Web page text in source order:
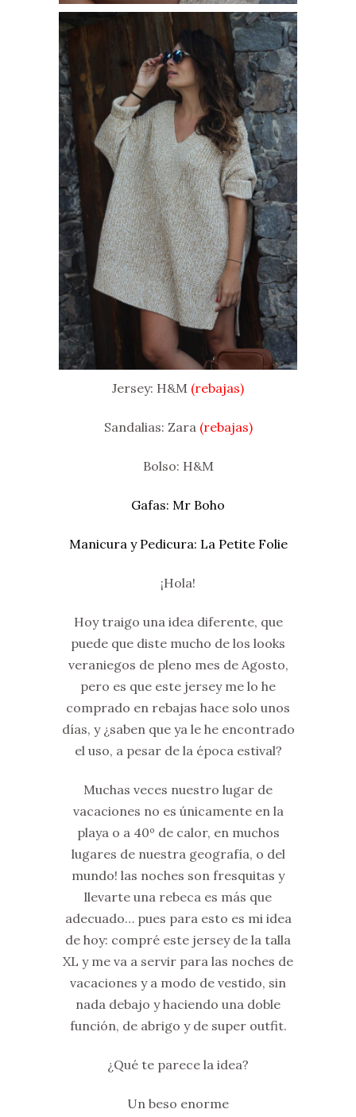
Jersey: H&M (rebajas)
Sandalias: Zara (rebajas)
Bolso: H&M
Gafas: Mr Boho
Manicura y Pedicura: La Petite Folie
¡Hola!
Hoy traigo una idea diferente, que
puede que diste mucho de los looks
veraniegos de pleno mes de Agosto,
pero es que este jersey me lo he
comprado en rebajas hace solo unos
días, y ¿saben que ya le he encontrado
el uso, a pesar de la época estival?
Muchas veces nuestro lugar de
vacaciones no es únicamente en la
playa o a 40º de calor, en muchos
lugares de nuestra geografía, o del
mundo! las noches son fresquitas y
llevarte una rebeca es más que
adecuado… pues para esto es mi idea
de hoy: compré este jersey de la talla
XL y me va a servir para las noches de
vacaciones y a modo de vestido, sin
nada debajo y haciendo una doble
función, de abrigo y de super outfit.
¿Qué te parece la idea?
Un beso enorme